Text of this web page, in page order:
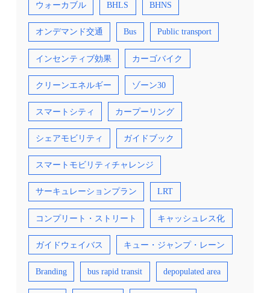
ウォーカブル BHLS BHNS
オンデマンド交通 Bus Public transport
インセンティブ効果 カーゴバイク
クリーンエネルギー ゾーン30
スマートシティ カープーリング
シェアモビリティ ガイドブック
スマートモビリティチャレンジ
サーキュレーションプラン LRT
コンプリート・ストリート キャッシュレス化
ガイドウェイバス キュー・ジャンプ・レーン
Branding bus rapid transit depopulated area